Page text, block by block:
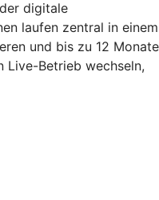
digitale
laufen zentral in einem
und bis zu 12 Monate
Live-Betrieb wechseln,